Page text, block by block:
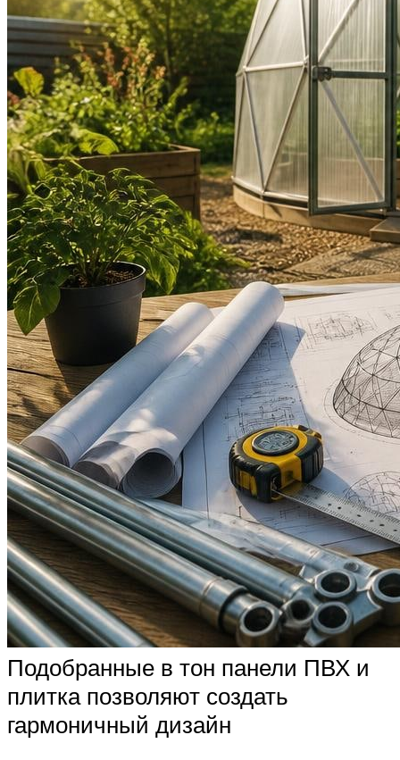
Подобранные в тон панели ПВХ и
плитка позволяют создать
гармоничный дизайн